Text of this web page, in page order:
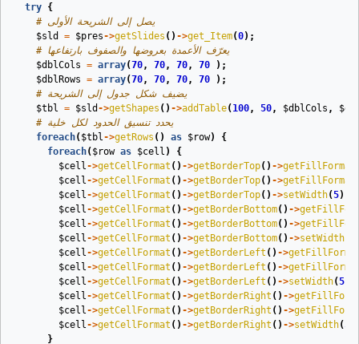
try {
# يصل إلى الشريحة الأولى
$sld
= $pres->getSlides () ->get_Item(0);
# يعرّف الأعمدة بعروضها والصفوف بارتفاعها
$dblCols = array(70, 70, 70, 70
);
$dblRows = array(70, 70, 70, 70
);
# يضيف شكل جدول إلى الشريحة
$tbl = $sld ->getShapes () ->addTable( 100, 50, $dblCols ,
# يحدد تنسيق الحدود لكل خلية
foreach( $tbl->getRows () as $row)
{
foreach( $row as $cell )
{
$cell->getCellFormat () ->getBorderTop() ->getFillFormat
$cell->getCellFormat () ->getBorderTop() ->getFillFormat
$cell->getCellFormat () ->getBorderTop() ->setWidth(5);
$cell->getCellFormat () ->getBorderBottom() ->
$cell->getCellFormat () ->getBorderBottom() ->
$cell->getCellFormat () ->getBorderBottom() ->setWidth
$cell->getCellFormat () ->getBorderLeft () ->
$cell->getCellFormat () ->getBorderLeft () ->
$cell->getCellFormat () ->getBorderLeft () ->setWidth(5
$cell->getCellFormat () ->getBorderRight () ->
$cell->getCellFormat () ->getBorderRight () ->
$cell->getCellFormat () ->getBorderRight () ->setWidth(5
}